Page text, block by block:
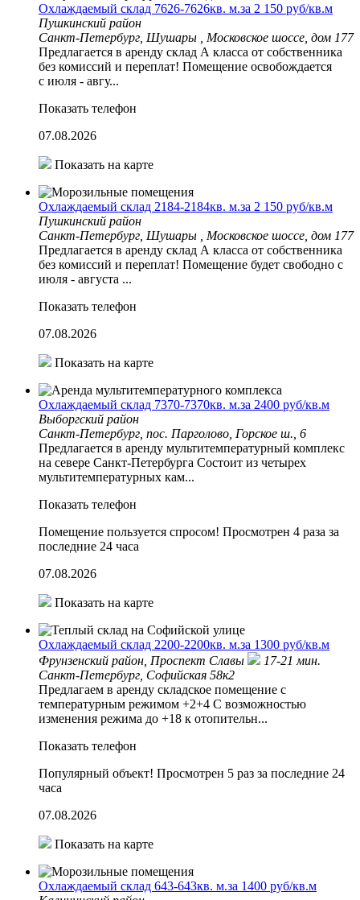
Охлаждаемый склад 7626-7626кв. м.за 2 150 руб/кв.м
Пушкинский район
Санкт-Петербург, Шушары , Московское шоссе, дом 177
Предлагается в аренду склад А класса от собственника
без комиссий и переплат! Помещение освобождается
с июля - авгу...
Показать телефон
07.08.2026
Показать на карте
Охлаждаемый склад 2184-2184кв. м.за 2 150 руб/кв.м
Пушкинский район
Санкт-Петербург, Шушары , Московское шоссе, дом 177
Предлагается в аренду склад А класса от собственника
без комиссий и переплат! Помещение будет свободно с
июля - августа ...
Показать телефон
07.08.2026
Показать на карте
Охлаждаемый склад 7370-7370кв. м.за 2400 руб/кв.м
Выборгский район
Санкт-Петербург, пос. Парголово, Горское ш., 6
Предлагается в аренду мультитемпературный комплекс
на севере Санкт-Петербурга Состоит из четырех
мультитемпературных кам...
Показать телефон
Помещение пользуется спросом! Просмотрен 4 раза за
последние 24 часа
07.08.2026
Показать на карте
Охлаждаемый склад 2200-2200кв. м.за 1300 руб/кв.м
Фрунзенский район, Проспект Славы
17-21 мин.
Санкт-Петербург, Софийская 58к2
Предлагаем в аренду складское помещение с
температурным режимом +2+4 С возможностью
изменения режима до +18 к отопительн...
Показать телефон
Популярный объект! Просмотрен 5 раз за последние 24
часа
07.08.2026
Показать на карте
Охлаждаемый склад 643-643кв. м.за 1400 руб/кв.м